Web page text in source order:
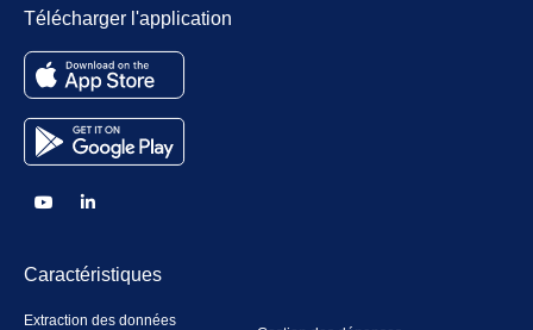
Télécharger l'application
Caractéristiques
Extraction des données